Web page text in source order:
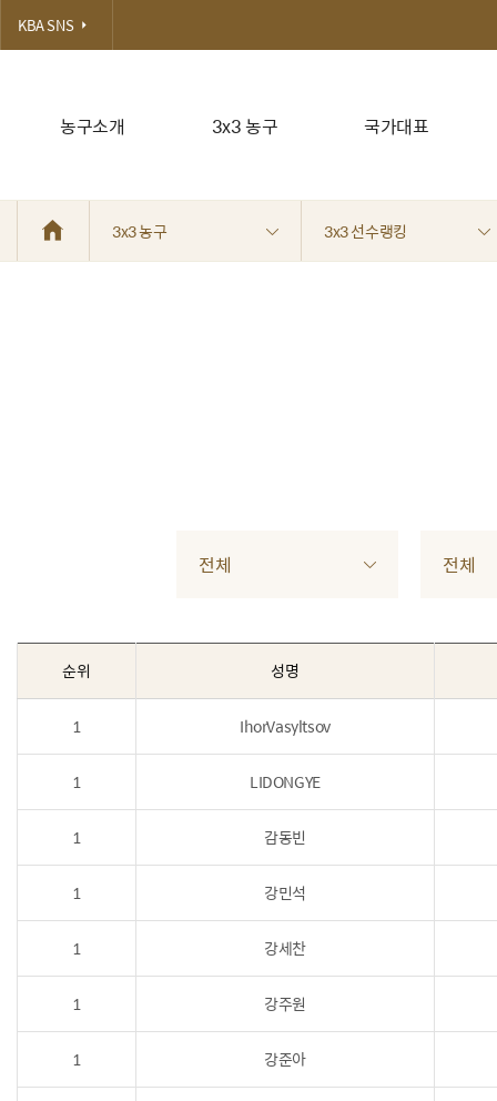
농구소개 3x3 농구 국가대표
KBA SNS
3x3 농구 3x3 선수랭킹
전체 전체
순위 성명
1 IhorVasyltsov
1 LIDONGYE
1 감동빈
1 강민석
1 강세찬
1 강주원
1 강준아